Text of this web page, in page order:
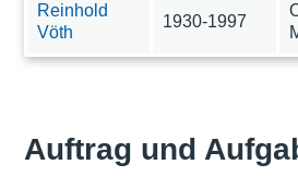
Reinhold
Vöth
1930-1997
Auftrag und